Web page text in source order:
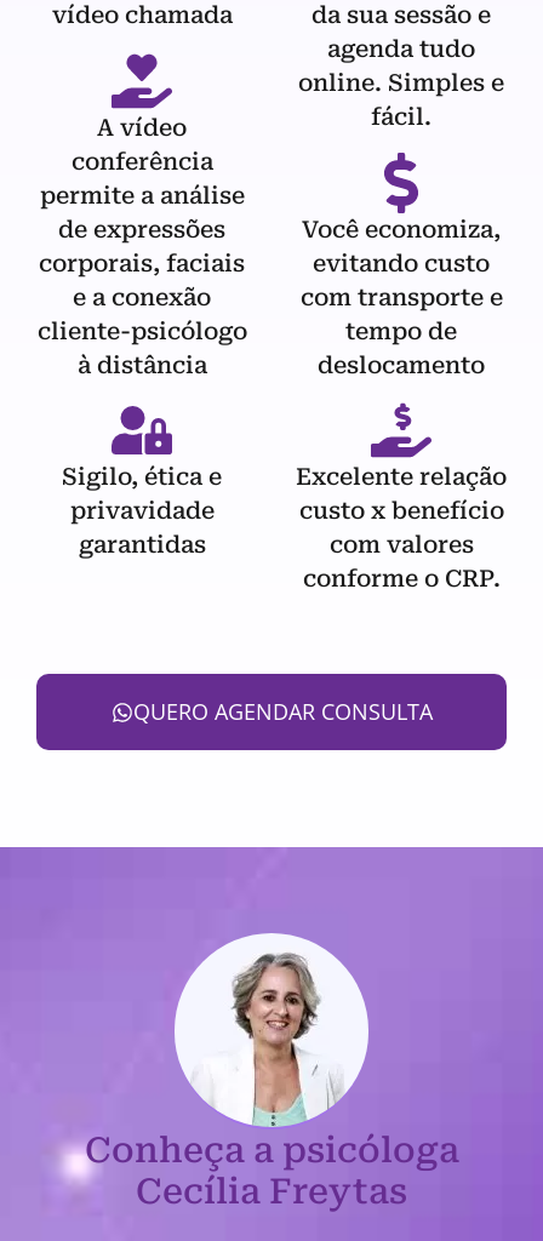
vídeo chamada
A vídeo
conferência
permite a análise
de expressões
corporais, faciais
e a conexão
cliente-psicólogo
à distância
Sigilo, ética e
privavidade
garantidas
da sua sessão e
agenda tudo
online. Simples e
fácil.
Você economiza,
evitando custo
com transporte e
tempo de
deslocamento
Excelente relação
custo x benefício
com valores
conforme o CRP.
QUERO AGENDAR CONSULTA
Conheça a psicóloga
Cecília Freytas